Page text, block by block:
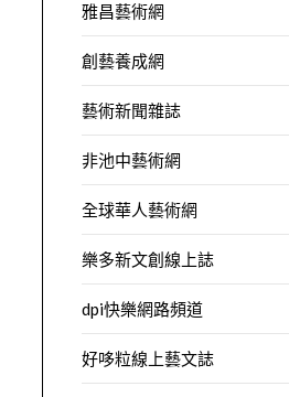
雅昌藝術網
創藝養成網
藝術新聞雜誌
非池中藝術網
全球華人藝術網
樂多新文創線上誌
dpi快樂網路頻道
好哆粒線上藝文誌